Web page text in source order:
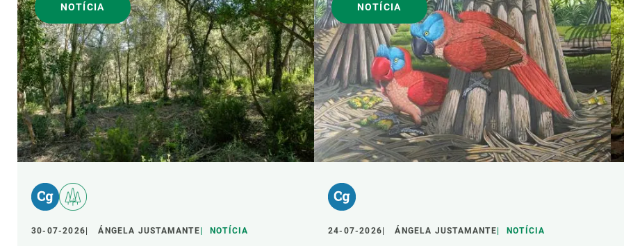
NOTÍCIA
30-07-2026 ÁNGELA JUSTAMANTE NOTÍCIA
NOTÍCIA
24-07-2026 ÁNGELA JUSTAMANTE NOTÍCIA